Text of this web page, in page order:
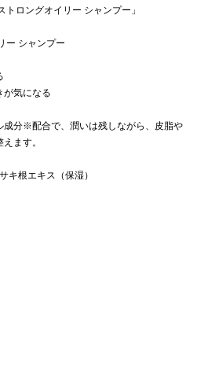
トロングオイリー シャンプー」
ー シャンプー
が気になる
成分※配合で、潤いは残しながら、皮脂や
ます。
キ根エキス（保湿）